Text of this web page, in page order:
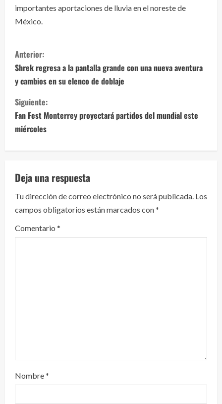
importantes aportaciones de lluvia en el noreste de
México.
S
i
g
u
e
l
e
y
e
n
Anterior:
Shrek regresa a la pantalla grande con una nueva aventura
y cambios en su elenco de doblaje
Siguiente:
Fan Fest Monterrey proyectará partidos del mundial este
miércoles
Deja una respuesta
Tu dirección de correo electrónico no será publicada. Los
campos obligatorios están marcados con*
Comentario *
Nombre*